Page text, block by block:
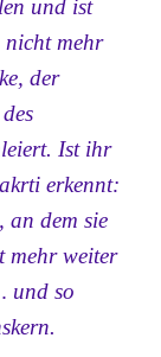
und ist
nicht mehr
der
Ist ihr
erkennt:
an dem sie
mehr weiter
und so